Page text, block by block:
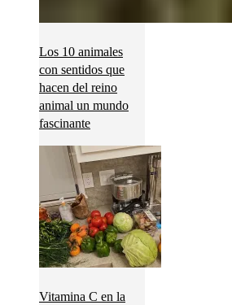
Los 10 animales
con sentidos que
hacen del reino
animal un mundo
fascinante
Vitamina C en la